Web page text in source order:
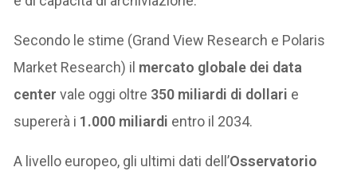
Secondo le stime (Grand View Research e Polaris
Market Research) il mercato globale dei data
center vale oggi oltre 350 miliardi di dollari e
supererà i 1.000 miliardi entro il 2034.
A livello europeo, gli ultimi dati dell’Osservatorio